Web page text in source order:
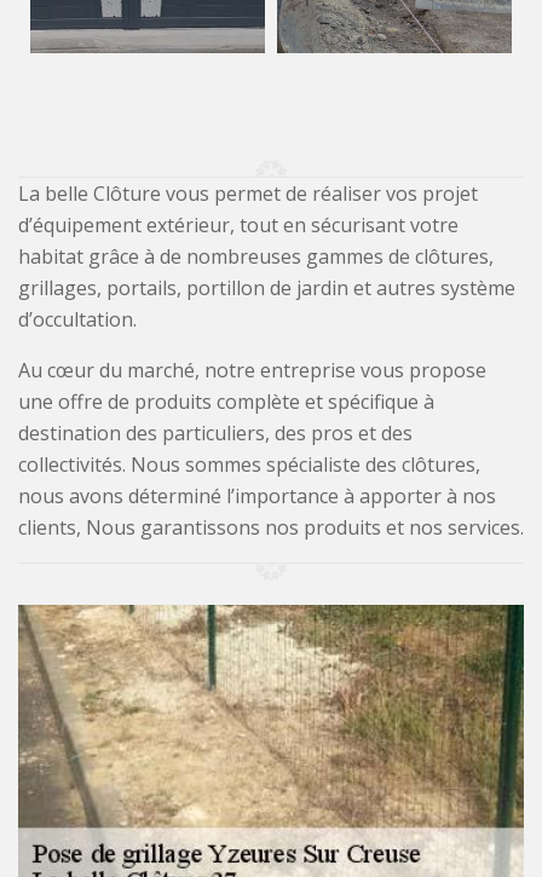
La belle Clôture vous permet de réaliser vos projet
d’équipement extérieur, tout en sécurisant votre
habitat grâce à de nombreuses gammes de clôtures,
grillages, portails, portillon de jardin et autres système
d’occultation.
Au cœur du marché, notre entreprise vous propose
une offre de produits complète et spécifique à
destination des particuliers, des pros et des
collectivités. Nous sommes spécialiste des clôtures,
nous avons déterminé l’importance à apporter à nos
clients, Nous garantissons nos produits et nos services.